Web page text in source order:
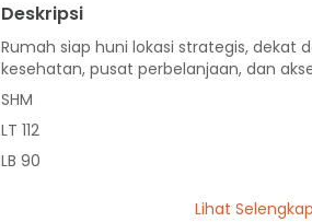
Deskripsi
Rumah siap huni lokasi strategis, dekat
kesehatan, pusat perbelanjaan, dan
SHM
LT 112
LB 90
Lihat